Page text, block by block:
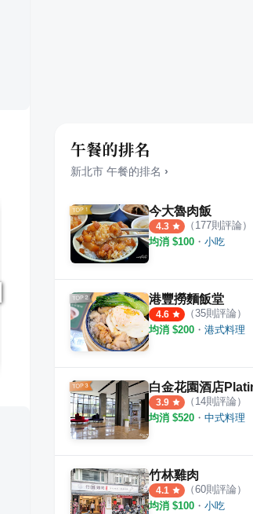
海宴日式和風涮涮屋
則評論
三峽樂
午餐的排名
新北市 午餐的排名 ›
今大魯肉飯
4.3 （ 177則評論）
均消 $100 ・ 小吃
港豐撈麵飯堂
4.6 （35則評論）
均消 $200 ・ 港式料理
白金花園酒店
3.9 （ 14則評論）
均消 $520 ・ 中式料理
竹林雞肉
4.1 （60則評論）
均消 $100 ・ 小吃